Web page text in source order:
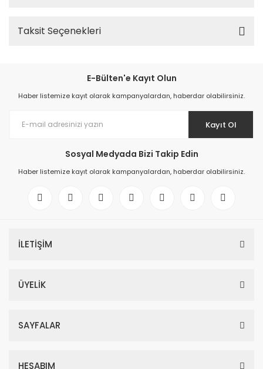
Taksit Seçenekleri
E-Bülten'e Kayıt Olun
Haber listemize kayıt olarak kampanyalardan, haberdar olabilirsiniz.
Kayıt Ol
Sosyal Medyada Bizi Takip Edin
Haber listemize kayıt olarak kampanyalardan, haberdar olabilirsiniz.
İLETİŞİM
ÜYELİK
SAYFALAR
HESABIM